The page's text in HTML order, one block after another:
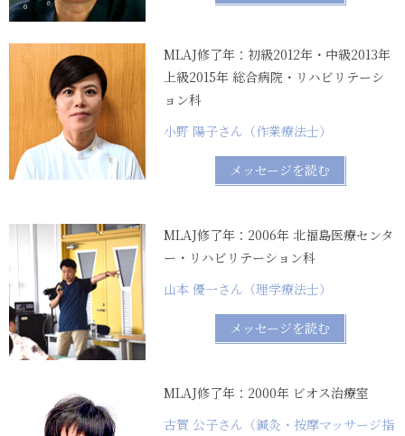
MLAJ修了年：初級2012年・中級2013年
上級2015年 総合病院・リハビリテーシ
ョン科
小野 陽子さん（作業療法士）
メッセージを読む
MLAJ修了年：2006年 北福島医療センタ
ー・リハビリテーション科
山本 優一さん（理学療法士）
メッセージを読む
MLAJ修了年：2000年 ビオス治療室
古賀 公子さん（鍼灸・按摩マッサージ指